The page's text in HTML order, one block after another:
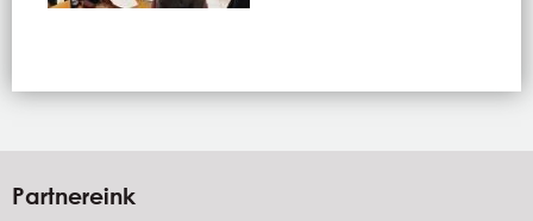
Partnereink